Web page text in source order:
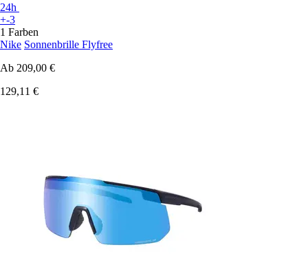
24h
+-3
1 Farben
Nike Sonnenbrille Flyfree
Ab 209,00 €
129,11 €